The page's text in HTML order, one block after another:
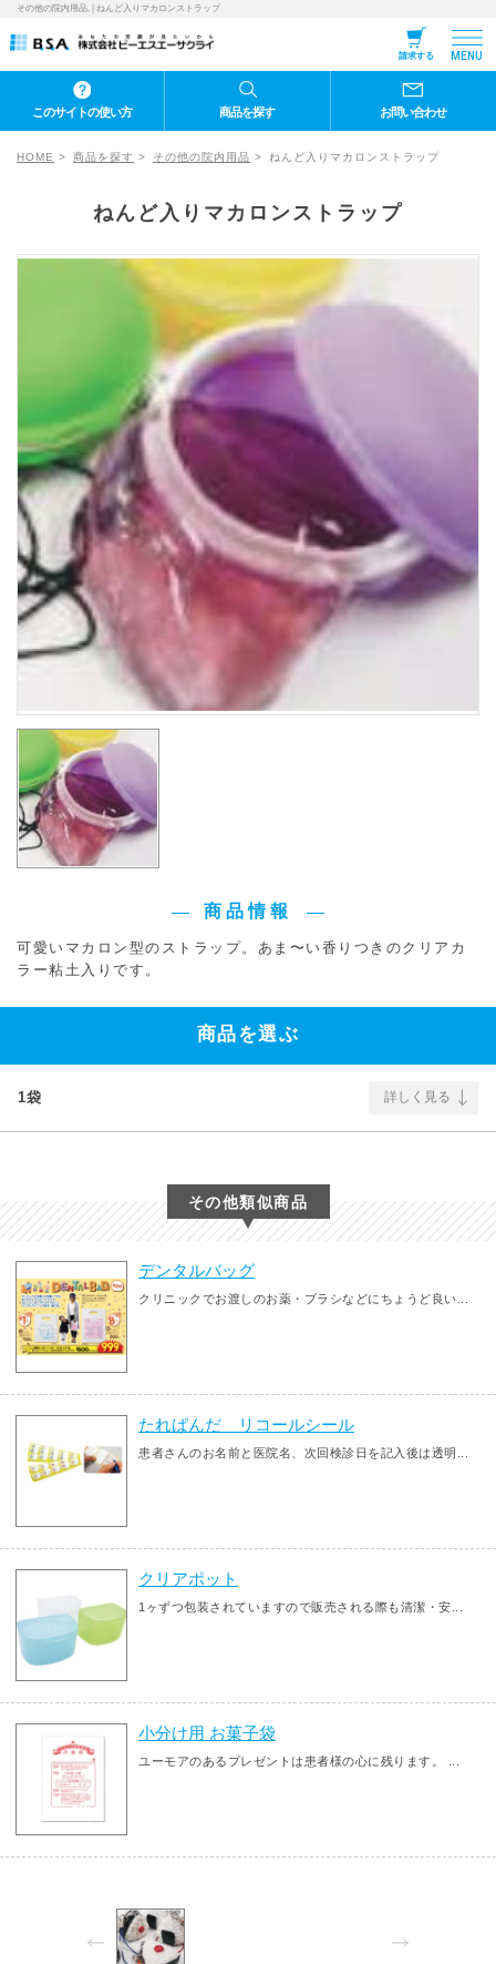
その他の院内用品, | ねんど入りマカロンストラップ
請求する MENU
このサイトの使い方 商品を探す お問い合わせ
HOME 商品を探す その他の院内用品 ねんど入りマカロンストラップ
ねんど入りマカロンストラップ
商品情報
可愛いマカロン型のストラップ。あま〜い香りつきのクリアカ
ラー粘土入りです。
商品を選ぶ
1袋 詳しく見る
その他類似商品
デンタルバッグ
クリニックでお渡しのお薬・ブラシなどにちょうど良い...
たれぱんだ リコールシール
患者さんのお名前と医院名、次回検診日を記入後は透明...
クリアポット
1ヶずつ包装されていますので販売される際も清潔・安...
小分け用 お菓子袋
ユーモアのあるプレゼントは患者様の心に残ります。 ...